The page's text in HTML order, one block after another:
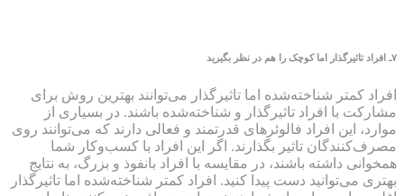
۷ـ افراد تاثیرگذار اما کوچک را هم در نظر بگیرید
افراد کمتر شناخته‌شده اما تاثیرگذار می‌توانند بهترین روش برای
مشارکت با افراد تاثیرگذار و شناخته‌شده باشند. در بسیاری از
موارد، این افراد فالوئرهای قدرتمند و فعالی دارند که می‌توانند روی
مصرف‌کنندگان تاثیر بگذارند. اگر این افراد با کسب‌وکار شما
همخوانی داشته باشند، در مقایسه با افراد بانفوذ و بزرگ، به نتایج
بهتری می‌توانید دست پیدا کنید. افراد کمتر شناخته‌شده اما تاثیرگذار